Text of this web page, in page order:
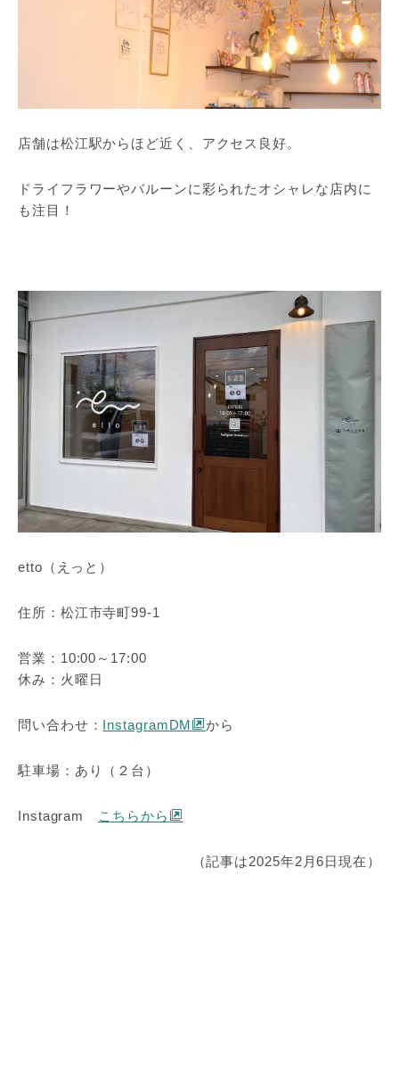
店舗は松江駅からほど近く、アクセス良好。
ドライフラワーやバルーンに彩られたオシャレな店内に
も注目！
etto（えっと）
住所：松江市寺町99-1
営業：10:00～17:00
休み：火曜日
問い合わせ： InstagramDM から
駐車場：あり（２台）
Instagram こちらから
（記事は2025年2月6日現在）